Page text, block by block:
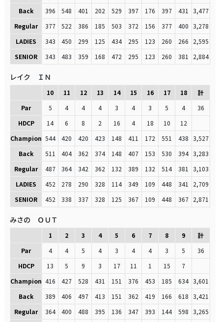
Back
396 548 401 202 529 397 176 397 431
3,477
Regular
377 522 386 185 503 372 156 377 400 3,278
LADIES
343 450 299 125 434 295 123 260 266
2,595
SENIOR
343 483 359 168 472 295 123 260 381 2,884
レイク ＩＮ
10 11 12 13 14 15 16 17 18
計
Par
5 4 4 4 3 4 3 5 4
36
HDCP
14 6 8 2 16 4 18 10
12
Champion 544 420 420 423 148 411 172 551 438 3,527
Back
511 404 362 374 148 407 153 530 394 3,283
Regular
487 364 342 362 132 389 132 514 381
3,103
LADIES
452 278 290 328 114 349 109 448 341
2,709
SENIOR
452 338 337 328 125 367 109 448 367 2,871
みさの ＯＵＴ
1 2 3 4 5 6 7 8 9
計
Par
4 4 5 4 3 4 4 3 5
36
HDCP
13 5 9 3 17 11 1 15
7
Champion 416 427 528 431 151 376 453 185 634 3,601
Back
389 406 497 413 151 362 419 166 618 3,421
Regular
364 400 488 395 136 347 393 144 598 3,265